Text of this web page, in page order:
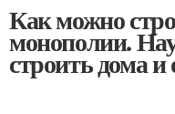
Как можно
монополии.
строить дома и